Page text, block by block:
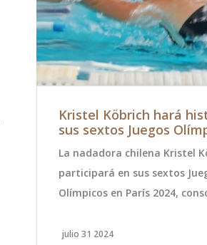
Kristel Köbrich hará
sus sextos Juegos
La nadadora chilena Kristel
participará en sus sextos
Olímpicos en París 2024,
destacadas y longevas de
julio 31 2024